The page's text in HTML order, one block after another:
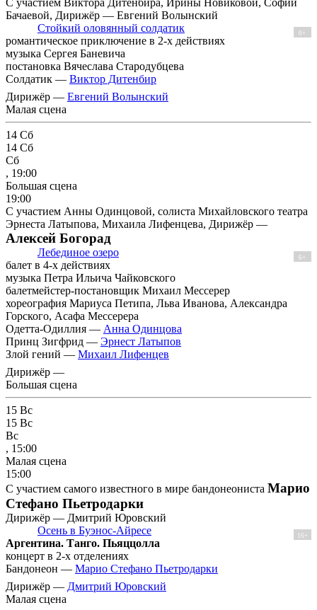
С участием Виктора Дитенбира, Ирины Новиковой, Софии
Бачаевой, Дирижёр — Евгений Волынский
Стойкий оловянный солдатик
0+
романтическое приключение в 2-х действиях
музыка Сергея Баневича
постановка Вячеслава Стародубцева
Солдатик — Виктор Дитенбир
Дирижёр — Евгений Волынский
Малая сцена
14 Сб
14 Сб
Сб
, 19:00
Большая сцена
19:00
С участием Анны Одинцовой, солиста Михайловского театра
Эрнеста Латыпова, Михаила Лифенцева, Дирижёр —
Алексей Богорад
Лебединое озеро 6+
балет в 4-х действиях
музыка Петра Ильича Чайковского
балетмейстер-постановщик Михаил Мессерер
хореография Мариуса Петипа, Льва Иванова, Александра
Горского, Асафа Мессерера
Одетта-Одиллия — Анна Одинцова
Принц Зигфрид — Эрнест Латыпов
Злой гений — Михаил Лифенцев
Дирижёр —
Большая сцена
15 Вс
15 Вс
Вс
, 15:00
Малая сцена
15:00
С участием самого известного в мире бандонеониста Марио
Стефано Пьетродарки
Дирижёр — Дмитрий Юровский
Осень в Буэнос-Айресе
16+
Аргентина. Танго. Пьяццолла
концерт в 2-х отделениях
Бандонеон — Марио Стефано Пьетродарки
Дирижёр — Дмитрий Юровский
Малая сцена